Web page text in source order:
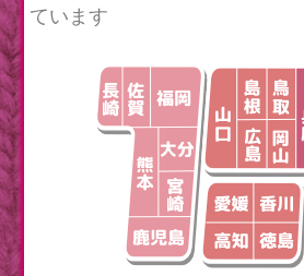
ています